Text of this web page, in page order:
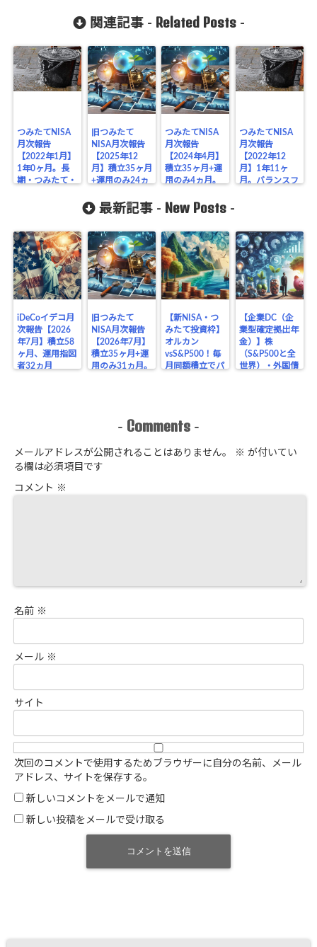
関連記事 - Related Posts-
つみたてNISA
月次報告
【2022年1月】
1年0ヶ月。長
期・つみたて・
旧つみたて
NISA月次報告
【2025年12
月】積立35ヶ月
+運用のみ24ヵ
ァンド主軸・楽
天証券で運用♪
つみたてNISA
月次報告
【2024年4月】
積立35ヶ月+運
用のみ4ヵ月。
ド主軸・楽天証
つみたてNISA
月次報告
【2022年12
月】1年11ヶ
月。バランスフ
最新記事 - New Posts -
iDeCoイデコ月
次報告【2026
年7月】積立58
ヶ月、運用指図
者32ヵ月
旧つみたて
NISA月次報告
【2026年7月】
積立35ヶ月+運
用のみ31ヵ月。
【新NISA・つ
みたて投資枠】
オルカン
vsS&P500！毎
月同額積立でパ
【企業DC（企
業型確定拠出年
金）】株
（S&P500と全
世界）・外国債
- Comments -
メールアドレスが公開されることはありません。 ※ が付いてい
る欄は必須項目です
コメント ※
名前 ※
メール ※
サイト
次回のコメントで使用するためブラウザーに自分の名前、メール
アドレス、サイトを保存する。
新しいコメントをメールで通知
新しい投稿をメールで受け取る